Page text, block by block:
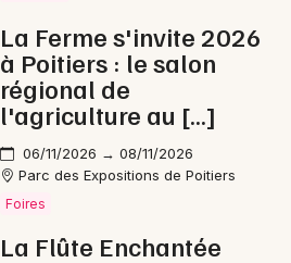
Je m'abonne
La Ferme s'invite 2026
à Poitiers : le salon
régional de
l'agriculture au […]
06/11/2026 → 08/11/2026
Parc des Expositions de Poitiers
Foires
La Flûte Enchantée